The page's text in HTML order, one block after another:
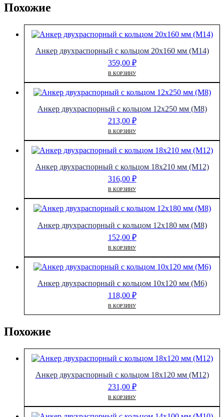
цинк
Похожие
Анкер двухраспорный с кольцом 20х160 мм (М14)
359,00 ₽
В КОРЗИНУ
Анкер двухраспорный с кольцом 12х250 мм (М8)
213,00 ₽
В КОРЗИНУ
Анкер двухраспорный с кольцом 18х210 мм (М12)
316,00 ₽
В КОРЗИНУ
Анкер двухраспорный с кольцом 12х180 мм (М8)
152,00 ₽
В КОРЗИНУ
Анкер двухраспорный с кольцом 10х120 мм (М6)
118,00 ₽
В КОРЗИНУ
Похожие
Анкер двухраспорный с кольцом 18х120 мм (М12)
231,00 ₽
В КОРЗИНУ